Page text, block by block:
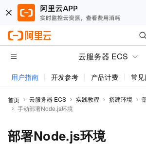
云服务器 ECS
用户指南 开发参考 产品计费 常
首页 云服务器 ECS 实践教程 搭建环境
手动部署Node.js环境
部署Node.js环境